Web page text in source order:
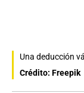
Una deducción
Crédito: Freepik